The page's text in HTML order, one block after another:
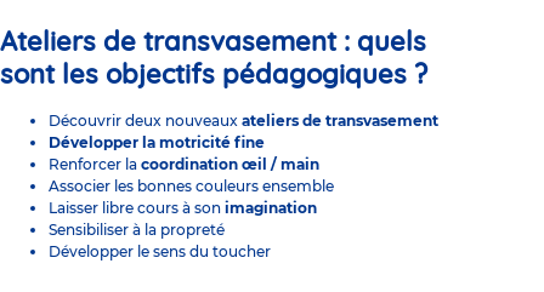
Ateliers de transvasement : quels
sont les objectifs pédagogiques ?
Découvrir deux nouveaux ateliers de transvasement
Développer la motricité fine
Renforcer la coordination œil / main
Associer les bonnes couleurs ensemble
Laisser libre cours à son imagination
Sensibiliser à la propreté
Développer le sens du toucher